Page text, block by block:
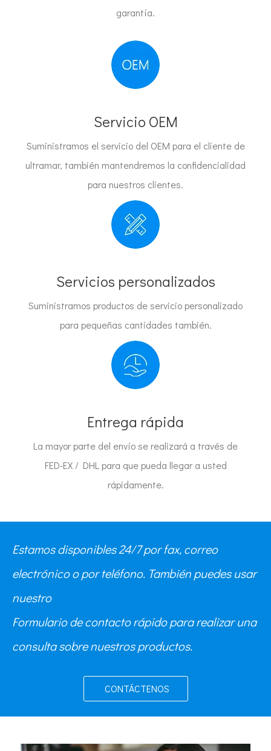
garantía.
Servicio OEM
Suministramos el servicio del OEM para el cliente de
ultramar, también mantendremos la confidencialidad
para nuestros clientes.
Servicios personalizados
Suministramos productos de servicio personalizado
para pequeñas cantidades también.
Entrega rápida
La mayor parte del envío se realizará a través de
FED-EX / DHL para que pueda llegar a usted
rápidamente.
Estamos disponibles 24/7 por fax, correo
electrónico o por teléfono. También puedes usar
nuestro
Formulario de contacto rápido para realizar una
consulta sobre nuestros productos.
CONTÁCTENOS